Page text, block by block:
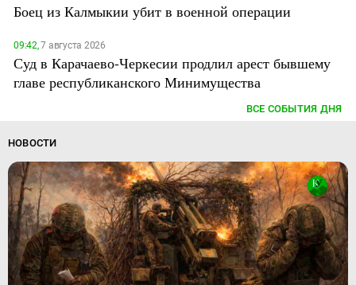
Боец из Калмыкии убит в военной операции
09:42,7 августа 2026
Суд в Карачаево-Черкесии продлил арест бывшему
главе республиканского Минимущества
ВСЕ СОБЫТИЯ ДНЯ
НОВОСТИ